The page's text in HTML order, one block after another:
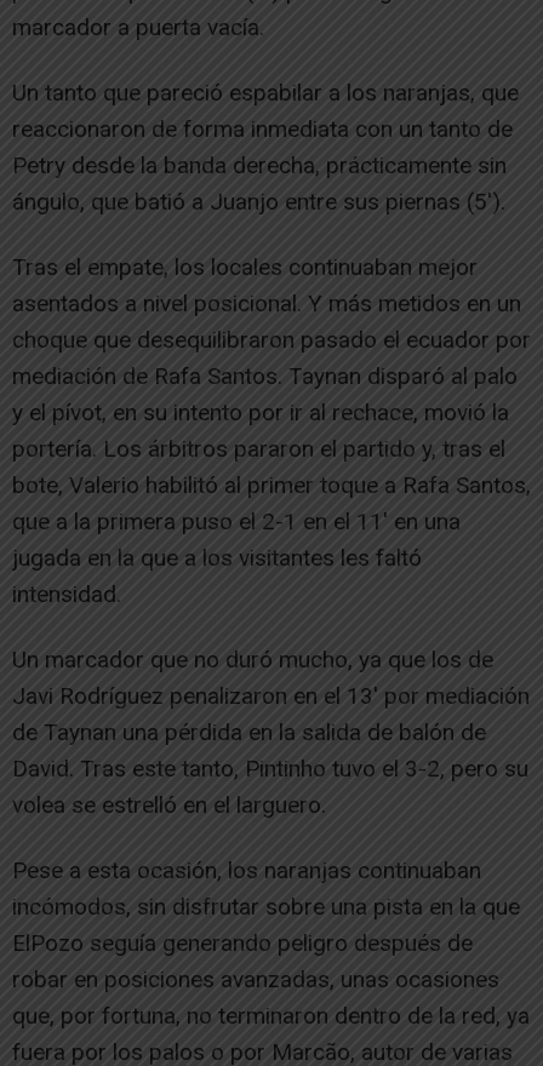
marcador a puerta vacía.
Un tanto que pareció espabilar a los naranjas, que
reaccionaron de forma inmediata con un tanto de
Petry desde la banda derecha, prácticamente sin
ángulo, que batió a Juanjo entre sus piernas (5′).
Tras el empate, los locales continuaban mejor
asentados a nivel posicional. Y más metidos en un
choque que desequilibraron pasado el ecuador por
mediación de Rafa Santos. Taynan disparó al palo
y el pívot, en su intento por ir al rechace, movió la
portería. Los árbitros pararon el partido y, tras el
bote, Valerio habilitó al primer toque a Rafa Santos,
que a la primera puso el 2-1 en el 11′ en una
jugada en la que a los visitantes les faltó
intensidad.
Un marcador que no duró mucho, ya que los de
Javi Rodríguez penalizaron en el 13′ por mediación
de Taynan una pérdida en la salida de balón de
David. Tras este tanto, Pintinho tuvo el 3-2, pero su
volea se estrelló en el larguero.
Pese a esta ocasión, los naranjas continuaban
incómodos, sin disfrutar sobre una pista en la que
ElPozo seguía generando peligro después de
robar en posiciones avanzadas, unas ocasiones
que, por fortuna, no terminaron dentro de la red, ya
fuera por los palos o por Marcão, autor de varias